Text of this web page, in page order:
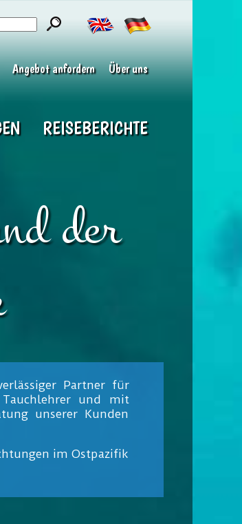
Angebot anfordern Über uns
REISEBERICHTE
der
Partner für
und mit
unserer Kunden
im Ostpazifik